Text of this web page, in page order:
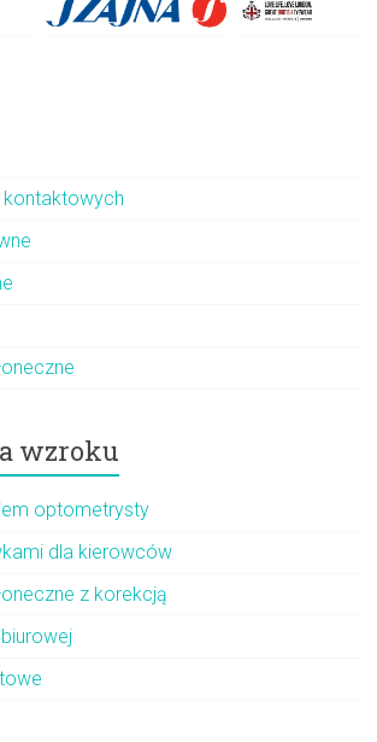
wzroku
optometrysty
dla kierowców
z korekcją